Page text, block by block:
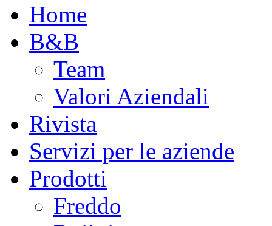
Home
B&B
Team
Valori Aziendali
Rivista
Servizi per le aziende
Prodotti
Freddo